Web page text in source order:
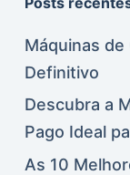
Máquinas de
Definitivo
Descubra a
Pago Ideal
As 10